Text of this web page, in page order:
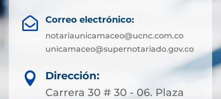
 Correo electrónico:
notariaunicamaceo@ucnc.com.co
unicamaceo@supernotariado.gov.co

Dirección:
Carrera 30 # 30 - 06. Plaza